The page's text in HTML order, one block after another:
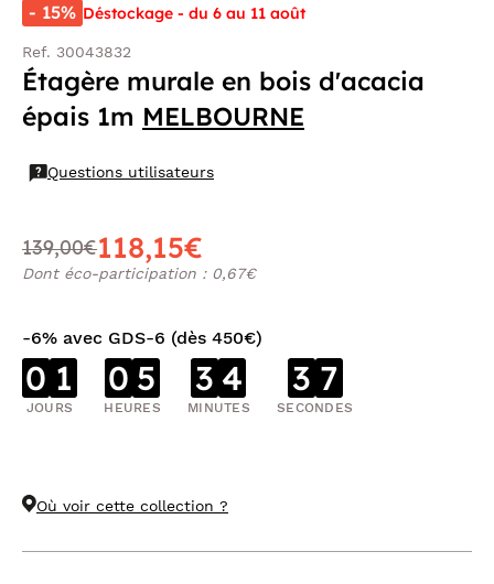
- 15% Déstockage - du 6 au 11 août
Ref. 30043832
Étagère murale en bois d'acacia
épais 1m MELBOURNE
Questions utilisateurs
139,00€118,15€
Dont éco-participation : 0,67€
-6% avec GDS-6 (dès 450€)
0 1
JOURS
0 5
HEURES
3 4
MINUTES
3 7
SECONDES
Où voir cette collection ?